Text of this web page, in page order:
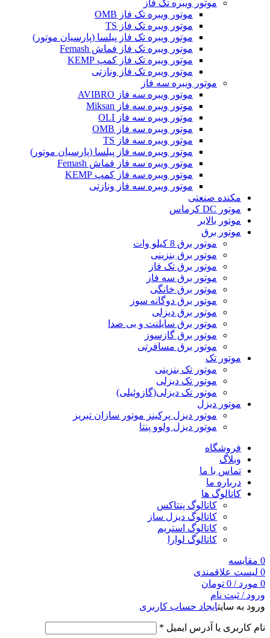
موتور ویبره تک فاز
موتور ویبره تک فاز OMB
موتور ویبره تک فاز TS
موتور ویبره تک فاز پیلسا (پارسیان موتور)
موتور ویبره تک فاز فماش Femash
موتور ویبره تک فاز کمپ KEMP
موتور ویبره تک فاز ونازتی
موتور ویبره سه فاز
موتور ویبره سه فاز AVIBRO
موتور ویبره سه فاز Miksan
موتور ویبره سه فاز OLI
موتور ویبره سه فاز OMB
موتور ویبره سه فاز TS
موتور ویبره سه فاز پیلسا (پارسیان موتور)
موتور ویبره سه فاز فماش Femash
موتور ویبره سه فاز کمپ KEMP
موتور ویبره سه فاز ونازتی
مکنده صنعتی
موتور DC کرماس
موتور بالابر
موتور برق
موتور برق 8 کیلو وات
موتور برق بنزینی
موتور برق تک فاز
موتور برق سه فاز
موتور برق خانگی
موتور برق دوگانه سوز
موتور برق دیزلی
موتور برق سایلنت و بی صدا
موتور برق گازسوز
موتور برق مسافرتی
موتور تک
موتور تک بنزینی
موتور تک دیزلی
موتور تک دیزلی(گازوئیلی)
موتور دیزل
موتور دیزل پرکینز موتور سازان تبریز
موتور دیزل ولوو پنتا
فروشگاه
وبلاگ
تماس با ما
درباره ما
کاتالوگ ها
کاتالوگ پنتاکس
کاتالوگ دیزل ساز
کاتالوگ استریم
کاتالوگ لوارا
0 مقایسه
0 لیست علاقمندی
0 مورد /
0 تومان
ورود / ثبت نام
ورود به سایتایجاد حساب کاربری
نام کاربری یا آدرس ایمیل *